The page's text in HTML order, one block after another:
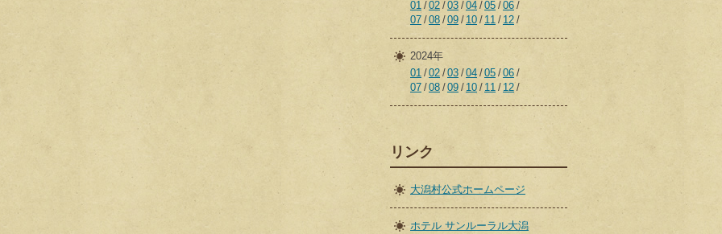
01 02 03 04 05 06
07 08 09 10 11 12
2024年
01 02 03 04 05 06
07 08 09 10 11 12
リンク
大潟村公式ホームページ
ホテル サンルーラル大潟